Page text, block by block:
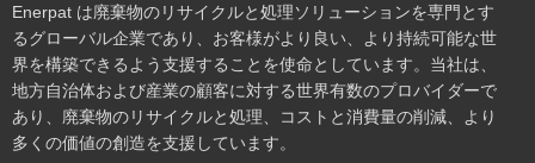
Enerpat は廃棄物のリサイクルと処理ソリューションを専門とす
るグローバル企業であり、お客様がより良い、より持続可能な世
界を構築できるよう支援することを使命としています。当社は、
地方自治体および産業の顧客に対する世界有数のプロバイダーで
あり、廃棄物のリサイクルと処理、コストと消費量の削減、より
多くの価値の創造を支援しています。